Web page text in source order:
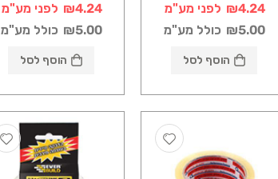
₪4.24 לפני מע"מ
₪5.00 כולל מע"מ
הוסף לסל
₪4.24 לפני מע"מ
₪5.00 כולל מע"מ
הוסף לסל